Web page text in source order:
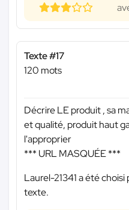
Texte #17
120 mots
Décrire LE produit , sa
et qualité, produit haut
l'approprier
*** URL MASQUÉE ***
Laurel-21341 a été
texte.